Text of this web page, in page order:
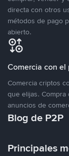
directa con otros
métodos de pago
abierto.
Comercia con
Comercia criptos
que elijas.
anuncios de
Blog de P2P
Principales